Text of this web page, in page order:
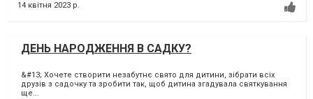
14 квітня 2023 р.
ДЕНЬ НАРОДЖЕННЯ В САДКУ?
&#13; Хочете створити незабутнє свято для дитини, зібрати всіх
друзів з садочку та зробити так, щоб дитина згадувала святкування
ще...